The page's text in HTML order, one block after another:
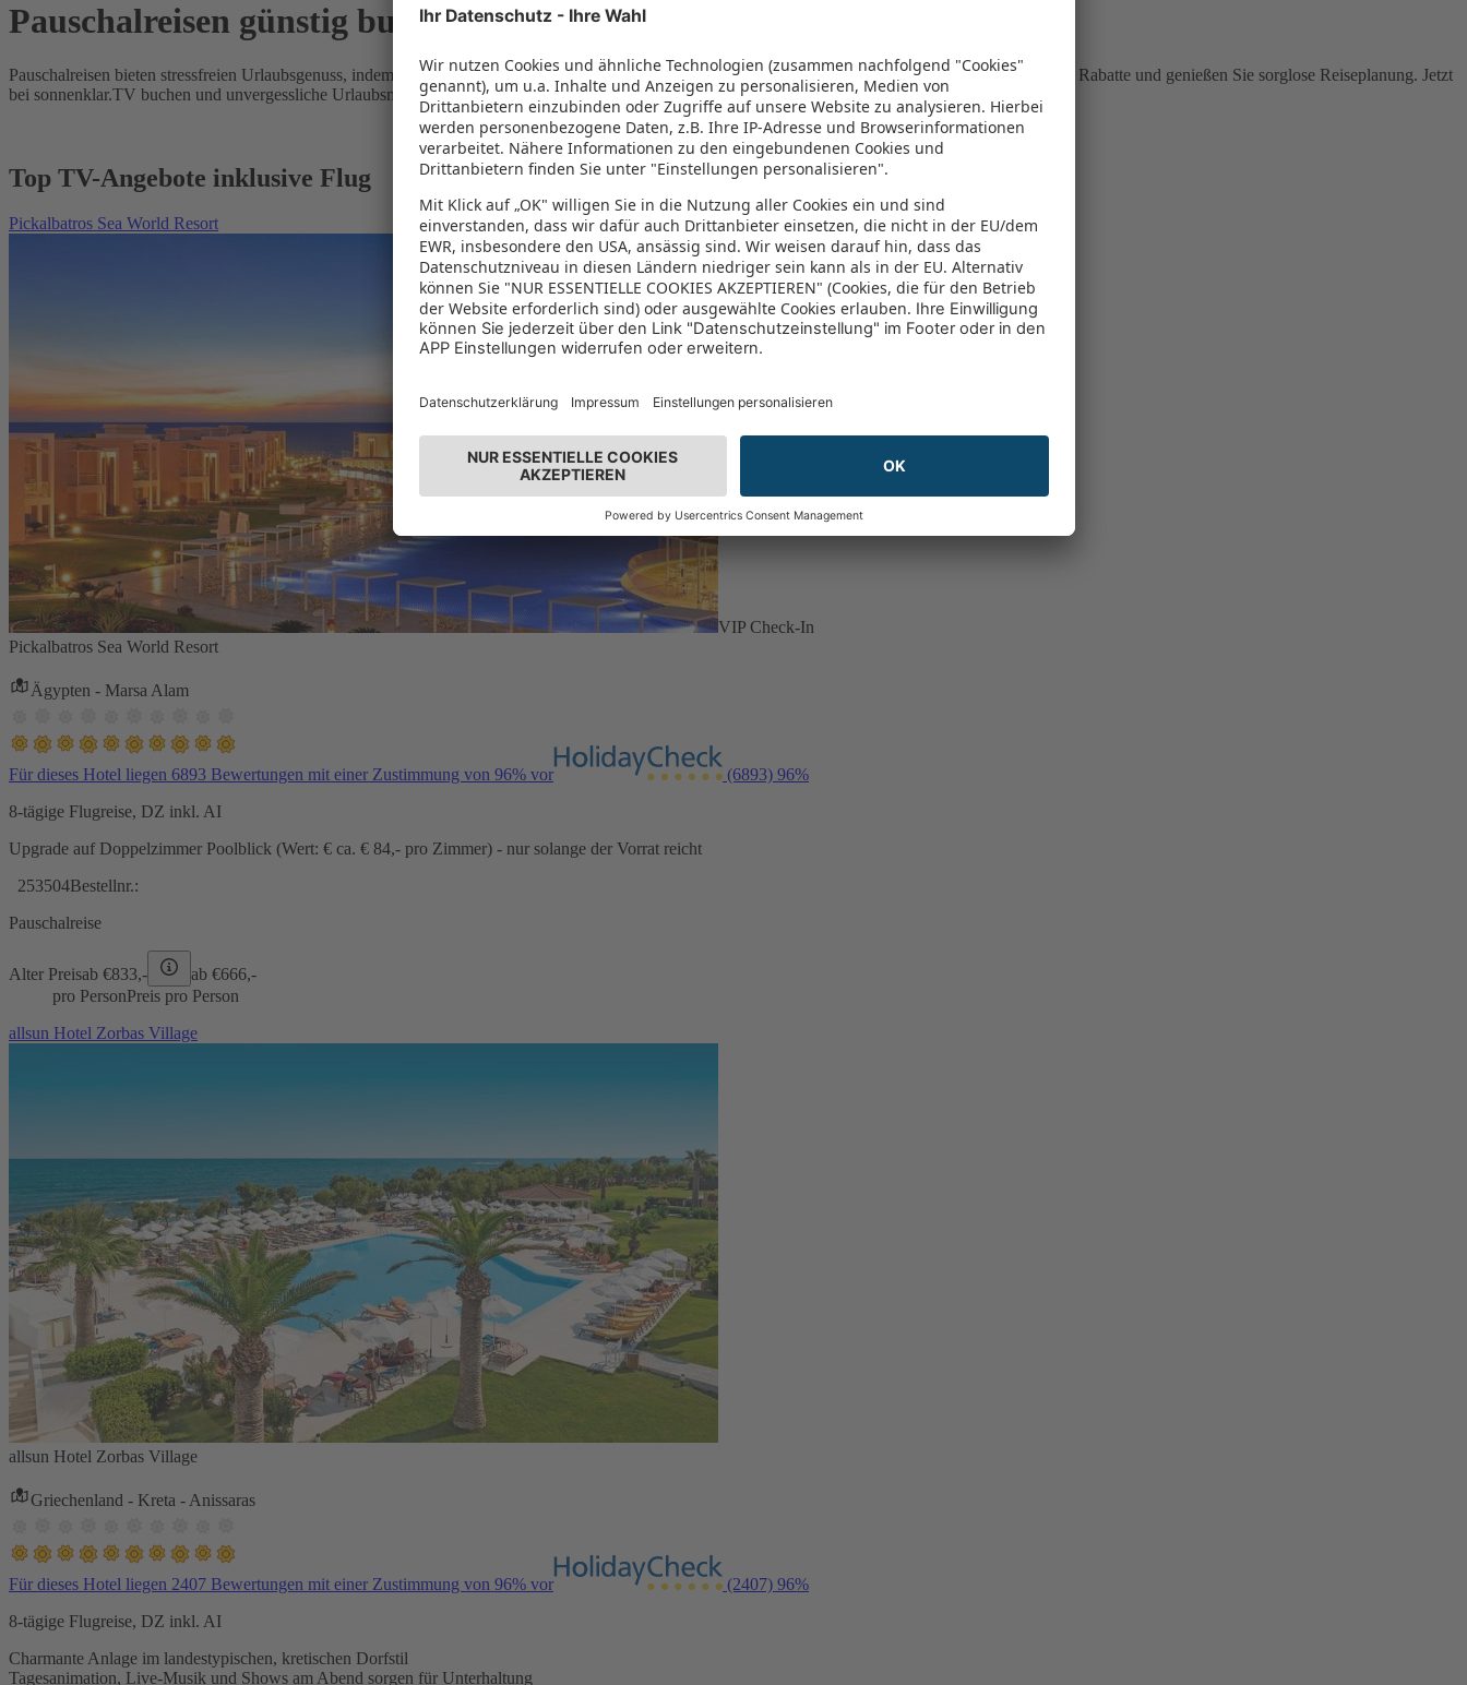
Pauschalreisen günstig buchen
Pauschalreisen bieten stressfreien Urlaubsgenuss, indem Flug und Hotel in einem Paket kombiniert werden – das spart Zeit und Geld. Nutzen Sie attraktive Rabatte und genießen Sie sorglose Reiseplanung. Jetzt
bei sonnenklar.TV buchen und unvergessliche Urlaubsmomente erleben!
Top TV-Angebote inklusive Flug
Pickalbatros Sea World Resort
VIP Check-In
Pickalbatros Sea World Resort
Ägypten - Marsa Alam
Für dieses Hotel liegen 6893 Bewertungen mit einer Zustimmung von 96% vor (6893) 96%
8-tägige Flugreise, DZ inkl. AI
Upgrade auf Doppelzimmer Poolblick (Wert: € ca. € 84,- pro Zimmer) - nur solange der Vorrat reicht
253504Bestellnr.:
Pauschalreise
Alter Preisab €833,- ab €666,-
pro PersonPreis pro Person
allsun Hotel Zorbas Village
allsun Hotel Zorbas Village
Griechenland - Kreta - Anissaras
Für dieses Hotel liegen 2407 Bewertungen mit einer Zustimmung von 96% vor (2407) 96%
8-tägige Flugreise, DZ inkl. AI
Charmante Anlage im landestypischen, kretischen Dorfstil
Tagesanimation, Live-Musik und Shows am Abend sorgen für Unterhaltung